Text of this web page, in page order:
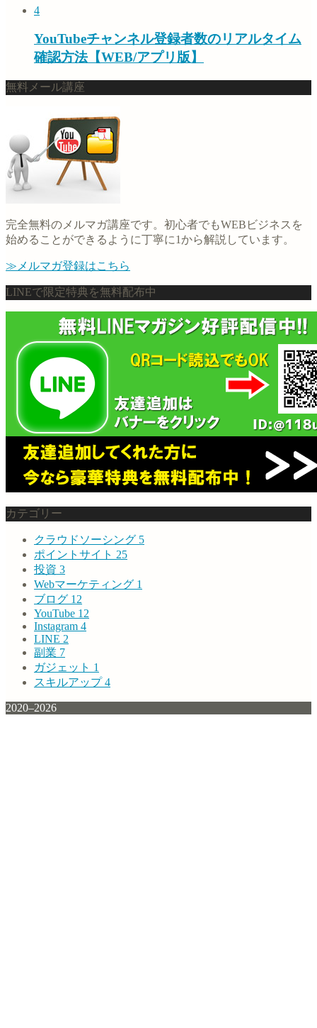
4
YouTubeチャンネル登録者数のリアルタイム
確認方法【WEB/アプリ版】
無料メール講座
完全無料のメルマガ講座です。初心者でもWEBビジネスを
始めることができるように丁寧に1から解説しています。
≫メルマガ登録はこちら
LINEで限定特典を無料配布中
カテゴリー
クラウドソーシング 5
ポイントサイト 25
投資 3
Webマーケティング 1
ブログ 12
YouTube 12
Instagram 4
LINE 2
副業 7
ガジェット 1
スキルアップ4
2020–2026